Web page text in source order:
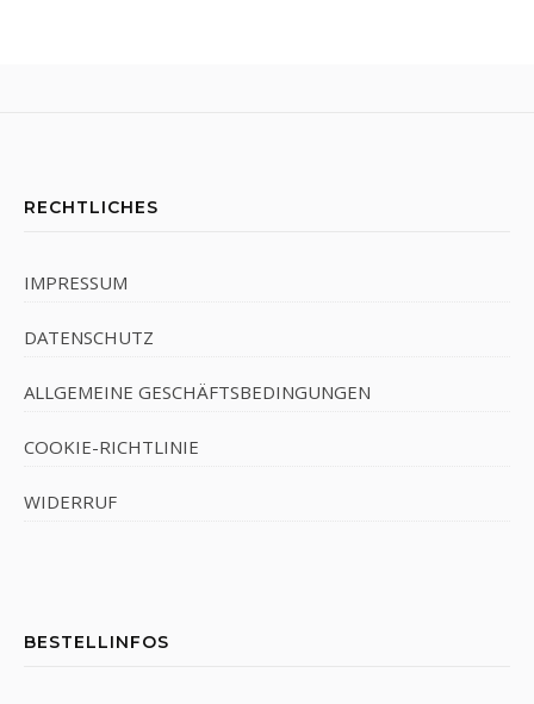
RECHTLICHES
IMPRESSUM
DATENSCHUTZ
ALLGEMEINE GESCHÄFTSBEDINGUNGEN
COOKIE-RICHTLINIE
WIDERRUF
BESTELLINFOS